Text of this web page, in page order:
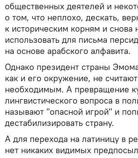
общественных деятелей и
о том, что неплохо, дескать,
к историческим корням и снова
использовать для письма
на основе арабского алфавита.
Однако президент страны
как и его окружение, не
необходимым. А превращение
лингвистического вопроса в
называют "опасной игрой" и
дестабилизировать страну.
А для перехода на латиницу в
нет никаких видимых